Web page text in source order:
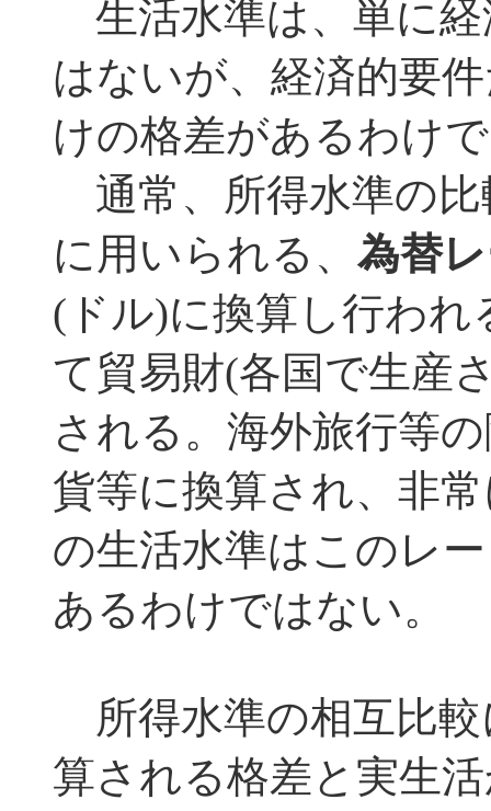
生活水準は、単に
はないが、経済的要
けの格差があるわけ
通常、所得水準の比
に用いられる、 為替
(ドル)に換算し行わ
て貿易財(各国で生産
される。海外旅行等
貨等に換算され、非
の生活水準はこのレ
あるわけではない。
所得水準の相互比
算される格差と実生